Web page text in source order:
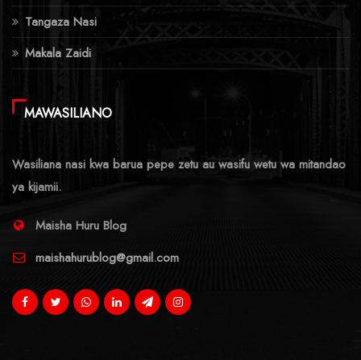
Tangaza Nasi
Makala Zaidi
MAWASILIANO
Wasiliana nasi kwa barua pepe zetu au wasifu wetu wa mitandao
ya kijamii.
Maisha Huru Blog
maishahurublog@gmail.com